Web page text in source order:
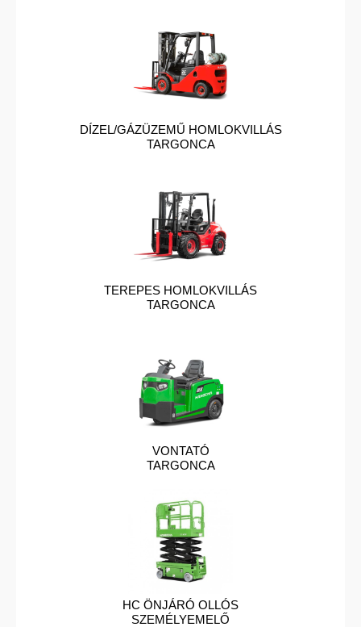
DÍZEL/GÁZÜZEMŰ HOMLOKVILLÁS
TARGONCA
TEREPES HOMLOKVILLÁS
TARGONCA
VONTATÓ
TARGONCA
HC ÖNJÁRÓ OLLÓS
SZEMÉLYEMELŐ